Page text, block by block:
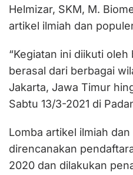
Helmizar, SKM, M.
artikel ilmiah dan
“Kegiatan ini diikuti
berasal dari berbagai
Jakarta, Jawa Timur
Sabtu 13/3-2021 di
Lomba artikel ilmiah
direncanakan
2020 dan dilakukan